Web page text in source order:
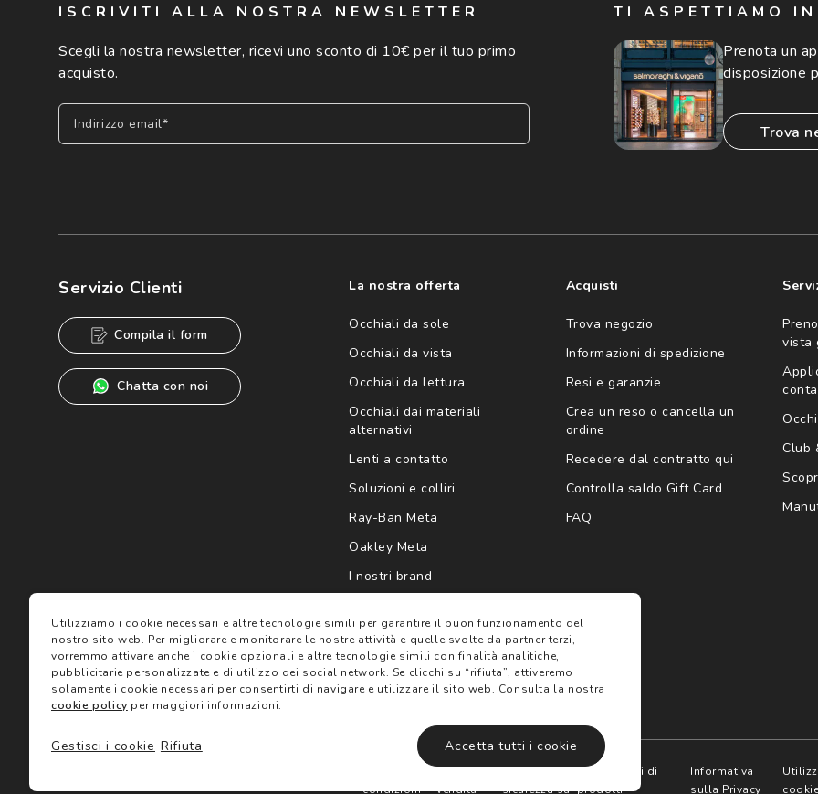
ISCRIVITI ALLA NOSTRA NEWSLETTER
Scegli la nostra newsletter, ricevi uno sconto di 10€ per il tuo primo
acquisto.
Indirizzo email*
speciali, novità ed altre comunicazioni di carattere pubblicitario (consultare
Informativa sulla privacy
per ulteriori informazioni).
TI ASPETTIAMO IN
Prenota un
disposizione
trova
Servizio Clienti
Compila il form
Chatta con noi
La nostra offerta
Occhiali da sole
Occhiali da vista
Occhiali da lettura
Occhiali dai materiali
alternativi
Lenti a contatto
Soluzioni e colliri
Ray-Ban Meta
Oakley Meta
I nostri brand
Acquisti
Trova negozio
Informazioni di spedizione
Resi e garanzie
Crea un reso o cancella un
ordine
Recedere dal contratto qui
Controlla saldo Gift Card
FAQ
vista
Club
condizioni
Termini di
vendita
Avvertenze e informazioni di
sicurezza sui prodotti
Informativa
sulla Privacy
cookie
Utilizziamo i cookie necessari e altre tecnologie simili per garantire il buon funzionamento del
nostro sito web. Per migliorare e monitorare le nostre attività e quelle svolte da partner terzi,
vorremmo attivare anche i cookie opzionali e altre tecnologie simili con finalità analitiche,
pubblicitarie personalizzate e di utilizzo dei social network. Se clicchi su “rifiuta”, attiveremo
solamente i cookie necessari per consentirti di navigare e utilizzare il sito web. Consulta la nostra
cookie policy per maggiori informazioni.
Accetta tutti i cookie
Rifiuta
Gestisci i cookie